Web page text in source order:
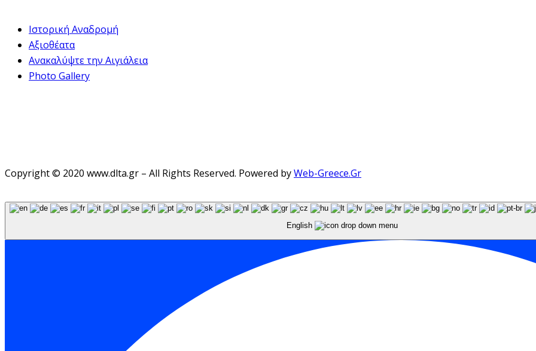
Ιστορική Αναδρομή
Αξιοθέατα
Ανακαλύψτε την Αιγιάλεια
Photo Gallery
Copyright © 2020 www.dlta.gr – All Rights Reserved. Powered byWeb-Greece.Gr
English